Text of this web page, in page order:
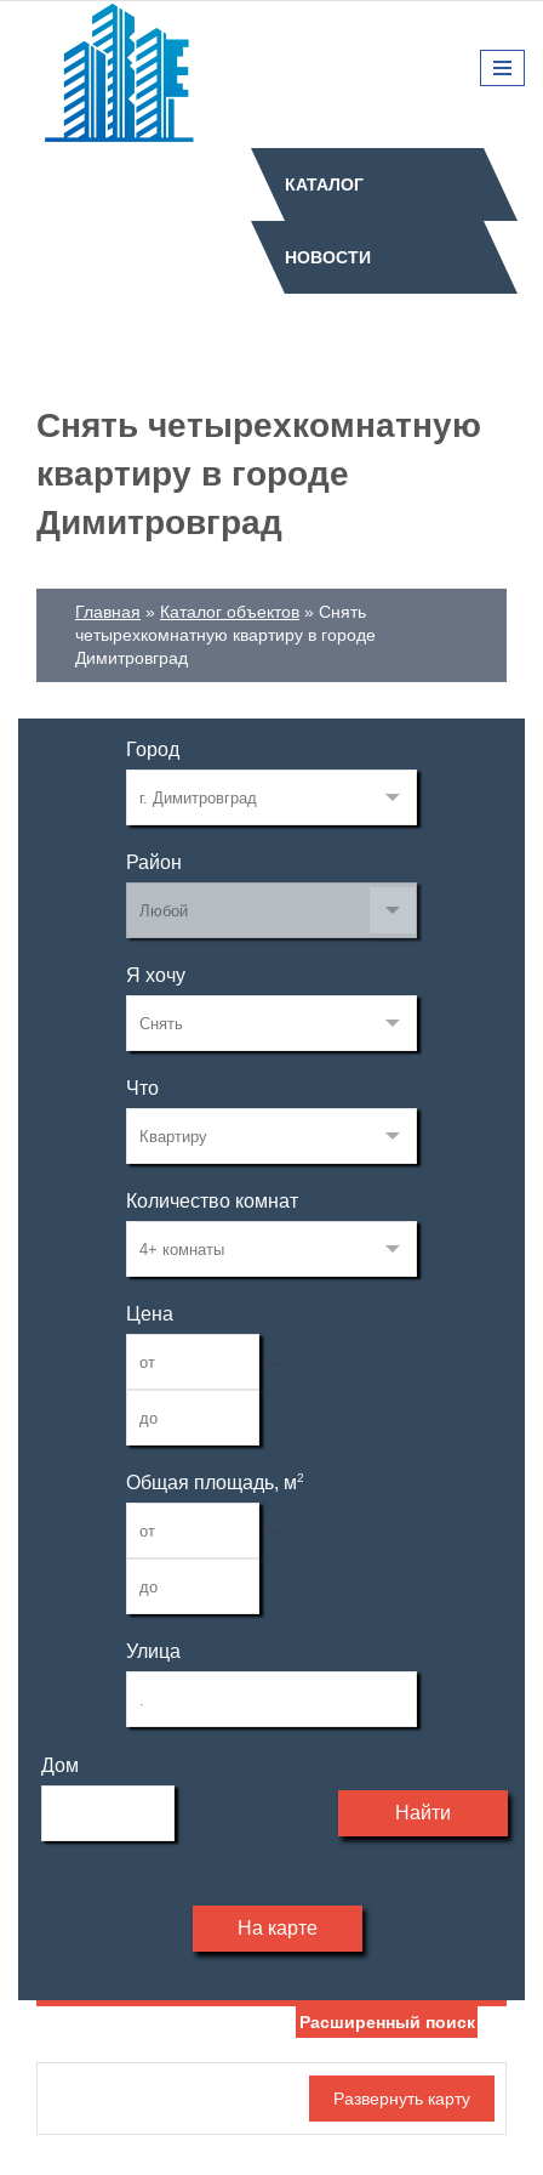
КАТАЛОГ
НОВОСТИ
Снять четырехкомнатную
квартиру в городе
Димитровград
Главная Каталог объектов
Снять
четырехкомнатную квартиру в городе
Димитровград
Город
Район
Я хочу
Что
Количество комнат
Цена
—
Общая площадь, м2
—
Улица
Дом
Найти
На карте
Жилая площадь
—
Площадь кухни
Расширенный поиск